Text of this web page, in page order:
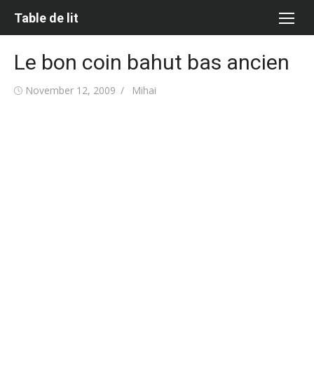
Table de lit
Le bon coin bahut bas ancien
Posted
November 12, 2009 Author
Mihai